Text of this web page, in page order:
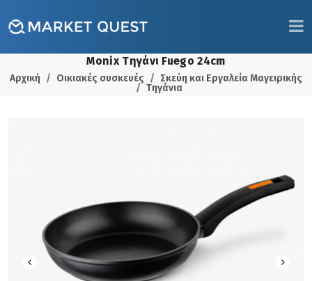
Monix Τηγάνι Fuego 24cm
Αρχική Οικιακές συσκευές
Σκεύη και Εργαλεία Μαγειρικής
Τηγάνια